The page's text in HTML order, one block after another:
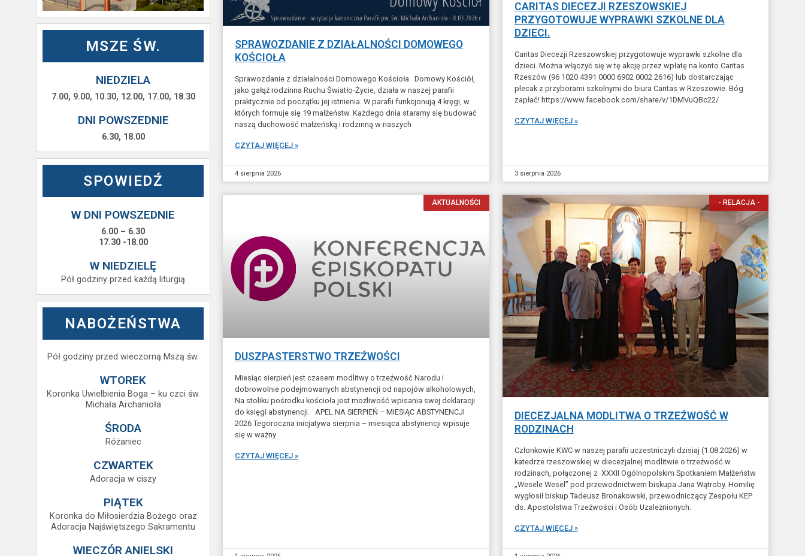
MSZE ŚW.
NIEDZIELA
7.00, 9.00, 10.30, 12.00, 17.00, 18.30
DNI POWSZEDNIE
6.30, 18.00
SPOWIEDŹ
W DNI POWSZEDNIE
6.00 – 6.30
17.30 -18.00
W NIEDZIELĘ
Pół godziny przed każdą liturgią
NABOŻEŃSTWA
Pół godziny przed wieczorną Mszą św.
WTOREK
Koronka Uwielbienia Boga – ku czci św.
Michała Archanioła
ŚRODA
Różaniec
CZWARTEK
Adoracja w ciszy
PIĄTEK
Koronka do Miłosierdzia Bożego oraz
Adoracja Najświętszego Sakramentu
WIECZÓR ANIELSKI
SPRAWOZDANIE Z DZIAŁALNOŚCI DOMOWEGO
KOŚCIOŁA
Sprawozdanie z działalności Domowego Kościoła Domowy Kościół,
jako gałąź rodzinna Ruchu Światło-Życie, działa w naszej parafii
praktycznie od początku jej istnienia. W parafii funkcjonują 4 kręgi, w
których formuje się 19 małżeństw. Każdego dnia staramy się budować
naszą duchowość małżeńską i rodzinną w naszych
CZYTAJ WIĘCEJ »
4 sierpnia 2026
CARITAS DIECEZJI RZESZOWSKIEJ
PRZYGOTOWUJE WYPRAWKI SZKOLNE DLA
DZIECI.
Caritas Diecezji Rzeszowskiej przygotowuje wyprawki szkolne dla
dzieci. Można włączyć się w tę akcję przez wpłatę na konto Caritas
Rzeszów (96 1020 4391 0000 6902 0002 2616) lub dostarczając
plecak z przyborami szkolnymi do biura Caritas w Rzeszowie. Bóg
zapłać! https://www.facebook.com/share/v/1DMVuQBc22/
CZYTAJ WIĘCEJ »
3 sierpnia 2026
AKTUALNOŚCI
DUSZPASTERSTWO TRZEŹWOŚCI
Miesiąc sierpień jest czasem modlitwy o trzeźwość Narodu i
dobrowolnie podejmowanych abstynencji od napojów alkoholowych,
Na stoliku pośrodku kościoła jest możliwość wpisania swej deklaracji
do księgi abstynencji. APEL NA SIERPIEŃ – MIESIĄC ABSTYNENCJI
2026 Tegoroczna inicjatywa sierpnia – miesiąca abstynencji wpisuje
się w ważny
CZYTAJ WIĘCEJ »
- RELACJA -
DIECEZJALNA MODLITWA O TRZEŹWOŚĆ W
RODZINACH
Członkowie KWC w naszej parafii uczestniczyli dzisiaj (1.08.2026) w
katedrze rzeszowskiej w diecezjalnej modlitwie o trzeźwość w
rodzinach, połączonej z XXXII Ogólnopolskim Spotkaniem Małżeństw
„Wesele Wesel” pod przewodnictwem biskupa Jana Wątroby. Homilię
wygłosił biskup Tadeusz Bronakowski, przewodniczący Zespołu KEP
ds. Apostolstwa Trzeźwości i Osób Uzależnionych.
CZYTAJ WIĘCEJ »